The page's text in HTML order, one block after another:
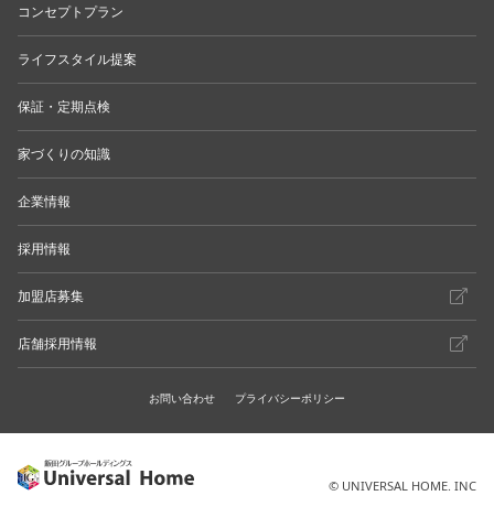
コンセプトプラン
ライフスタイル提案
保証・定期点検
家づくりの知識
企業情報
採用情報
加盟店募集
店舗採用情報
お問い合わせ プライバシーポリシー
© UNIVERSAL HOME. INC